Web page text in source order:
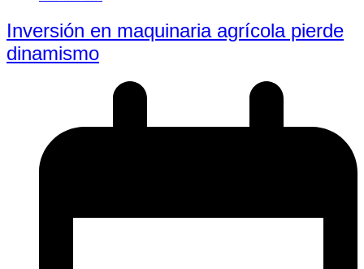
Inversión en maquinaria agrícola pierde
dinamismo